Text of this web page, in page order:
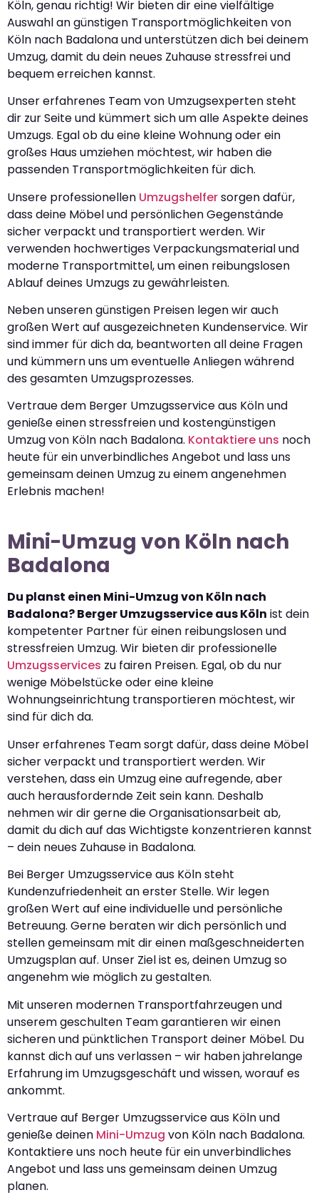
Köln, genau richtig! Wir bieten dir eine vielfältige
Auswahl an günstigen Transportmöglichkeiten von
Köln nach Badalona und unterstützen dich bei deinem
Umzug, damit du dein neues Zuhause stressfrei und
bequem erreichen kannst.
Unser erfahrenes Team von Umzugsexperten steht
dir zur Seite und kümmert sich um alle Aspekte deines
Umzugs. Egal ob du eine kleine Wohnung oder ein
großes Haus umziehen möchtest, wir haben die
passenden Transportmöglichkeiten für dich.
Unsere professionellen Umzugshelfersorgen dafür,
dass deine Möbel und persönlichen Gegenstände
sicher verpackt und transportiert werden. Wir
verwenden hochwertiges Verpackungsmaterial und
moderne Transportmittel, um einen reibungslosen
Ablauf deines Umzugs zu gewährleisten.
Neben unseren günstigen Preisen legen wir auch
großen Wert auf ausgezeichneten Kundenservice. Wir
sind immer für dich da, beantworten all deine Fragen
und kümmern uns um eventuelle Anliegen während
des gesamten Umzugsprozesses.
Vertraue dem Berger Umzugsservice aus Köln und
genieße einen stressfreien und kostengünstigen
Umzug von Köln nach Badalona. Kontaktiere uns noch
heute für ein unverbindliches Angebot und lass uns
gemeinsam deinen Umzug zu einem angenehmen
Erlebnis machen!
Mini-Umzug von Köln nach
Badalona
Du planst einen Mini-Umzug von Köln nach
Badalona? Berger Umzugsservice aus Köln ist dein
kompetenter Partner für einen reibungslosen und
stressfreien Umzug. Wir bieten dir professionelle
Umzugsservices zu fairen Preisen. Egal, ob du nur
wenige Möbelstücke oder eine kleine
Wohnungseinrichtung transportieren möchtest, wir
sind für dich da.
Unser erfahrenes Team sorgt dafür, dass deine Möbel
sicher verpackt und transportiert werden. Wir
verstehen, dass ein Umzug eine aufregende, aber
auch herausfordernde Zeit sein kann. Deshalb
nehmen wir dir gerne die Organisationsarbeit ab,
damit du dich auf das Wichtigste konzentrieren kannst
– dein neues Zuhause in Badalona.
Bei Berger Umzugsservice aus Köln steht
Kundenzufriedenheit an erster Stelle. Wir legen
großen Wert auf eine individuelle und persönliche
Betreuung. Gerne beraten wir dich persönlich und
stellen gemeinsam mit dir einen maßgeschneiderten
Umzugsplan auf. Unser Ziel ist es, deinen Umzug so
angenehm wie möglich zu gestalten.
Mit unseren modernen Transportfahrzeugen und
unserem geschulten Team garantieren wir einen
sicheren und pünktlichen Transport deiner Möbel. Du
kannst dich auf uns verlassen – wir haben jahrelange
Erfahrung im Umzugsgeschäft und wissen, worauf es
ankommt.
Vertraue auf Berger Umzugsservice aus Köln und
genieße deinen Mini-Umzug von Köln nach Badalona.
Kontaktiere uns noch heute für ein unverbindliches
Angebot und lass uns gemeinsam deinen Umzug
planen.